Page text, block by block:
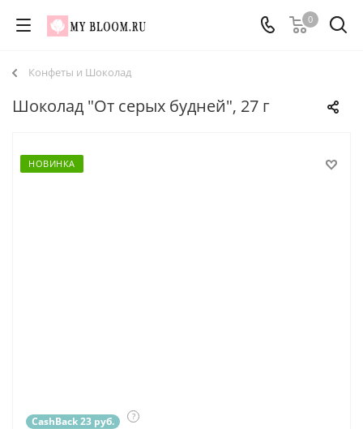
0
Конфеты и Шоколад
Шоколад "От серых будней", 27 г
НОВИНКА
CashBack 23 руб. ?